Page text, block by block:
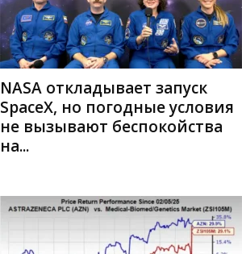
NASA откладывает запуск
SpaceX, но погодные условия
не вызывают беспокойства
на...